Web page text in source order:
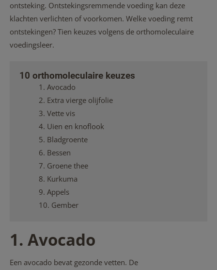
ontsteking. Ontstekingsremmende voeding kan deze
klachten verlichten of voorkomen. Welke voeding remt
ontstekingen? Tien keuzes volgens de orthomoleculaire
voedingsleer.
10 orthomoleculaire keuzes
1. Avocado
2. Extra vierge olijfolie
3. Vette vis
4. Uien en knoflook
5. Bladgroente
6. Bessen
7. Groene thee
8. Kurkuma
9. Appels
10. Gember
1. Avocado
Een avocado bevat gezonde vetten. De